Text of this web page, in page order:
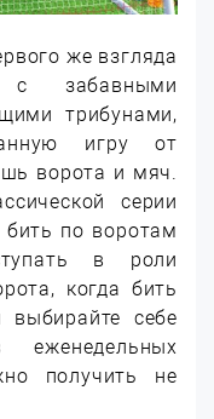
же взгляда
забавными
трибунами,
игру от
ворота и мяч.
серии
бить по воротам
в роли
когда бить
себе
еженедельных
получить не